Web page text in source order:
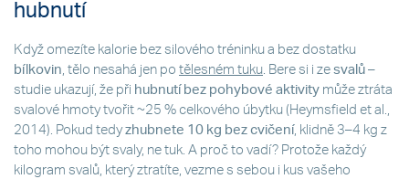
hubnutí
Když omezíte kalorie bez silového tréninku a bez dostatku
bílkovin, tělo nesahá jen po tělesném tuku. Bere si i ze svalů –
studie ukazují, že při hubnutí bez pohybové aktivity může ztráta
svalové hmoty tvořit ~25 % celkového úbytku (Heymsfield et al.,
2014). Pokud tedyzhubnete 10 kg bez cvičení, klidně 3–4 kg z
toho mohou být svaly, ne tuk. A proč to vadí? Protože každý
kilogram svalů, který ztratíte, vezme s sebou i kus vašeho